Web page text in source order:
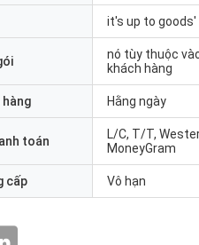
it's up to
nó tùy thuộc
khách hàng
hàng Hằng ngày
toán
L/C, T/T,
MoneyGram
cấp Vô hạn